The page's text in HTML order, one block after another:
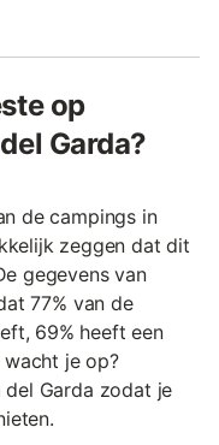
op
Garda?
de campings in
zeggen dat dit
gegevens van
77% van de
69% heeft een
wacht je op?
del Garda zodat je